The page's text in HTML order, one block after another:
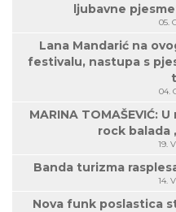
ljubavne
05.
Lana Mandarić na
festivalu, nastupa s
04.
MARINA TOMAŠEVIĆ:
rock balada
19.
Banda turizma
14.
Nova funk poslastica